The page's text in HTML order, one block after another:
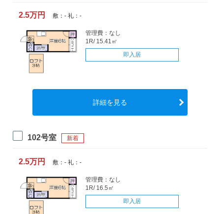
2.5万円 敷：- 礼：-
管理費：なし
1R/ 15.41㎡
即入居
詳細を見る
102号室 新着
2.5万円 敷：- 礼：-
管理費：なし
1R/ 16.5㎡
即入居